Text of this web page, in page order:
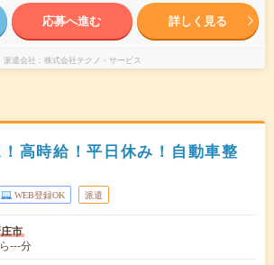
応募へ進む 詳しく見る
派遣会社 株式会社テクノ・サービス
高時給！平日休み！自動車整
WEB登録OK 派遣
市
---分